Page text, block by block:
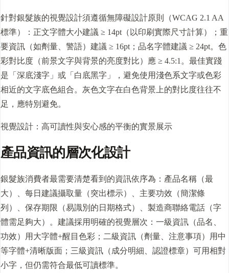
針對銀髮族的視覺設計須遵循無障礙設計原則（WCAG 2.1 AA
標準）：正文字體大小建議 ≥ 14pt（以印刷實際尺寸計算）；重
要資訊（如劑量、警語）建議 ≥ 16pt；品名字體建議 ≥ 24pt。色
彩對比度（前景文字與背景的亮度對比）應 ≥ 4.5:1。最佳實踐
是「深底淺字」或「白底黑字」，避免使用淺色系文字或色彩
相近的文字底色組合。灰色文字在白色背景上的對比度往往不
足，應特別避免。
視覺設計：高可讀性與安心感的平衡的實景展示
產品資訊的層次化設計
銀髮族消費者最需要清楚看到的資訊依序為：產品名稱（最
大）、每日建議攝取量（突出標示）、主要功效（簡潔條
列）、保存期限（易識別的日期格式）、製造商聯絡電話（字
體需足夠大）。建議採用明確的視覺層次：一級資訊（品名、
功效）用大字體+醒目色彩；二級資訊（劑量、注意事項）用中
等字體+清晰版面；三級資訊（成分明細、認證標章）可用相對
小字，但仍需符合最低可讀標準。